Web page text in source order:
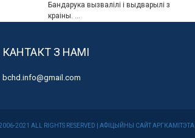
Бандарука вызвалілі і выдварылі з
краіны. ...
КАНТАКТ З НАМІ
bchd.info@gmail.com
2021 ALL RIGHTS RESERVED | АФІЦЫЙНЫ САЙТ